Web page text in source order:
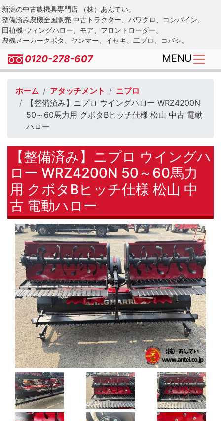
Skip
to
main
content
新潟の中古農機具専門店 （株）あんてい。
整備済み農機全国販売 中古トラクター、パワクロ、コンバイン、
田植機 ウィングハロー、モア、フロントローダー。
農機メーカークボタ、ヤンマー、イセキ、二プロ、コバシ。
0120-278-607 MENU
ホーム アタッチメント
ニプロ
【整備済み】ニプロ ウイングハロー WRZ4200N
50～60馬力用 クボタBヒッチ仕様 松山 中古 電動
ハロー
【整備済み】ニプロ ウイングハ
ロー WRZ4200N 50～60馬力
用 クボタBヒッチ仕様 松山 中
古 電動ハロー